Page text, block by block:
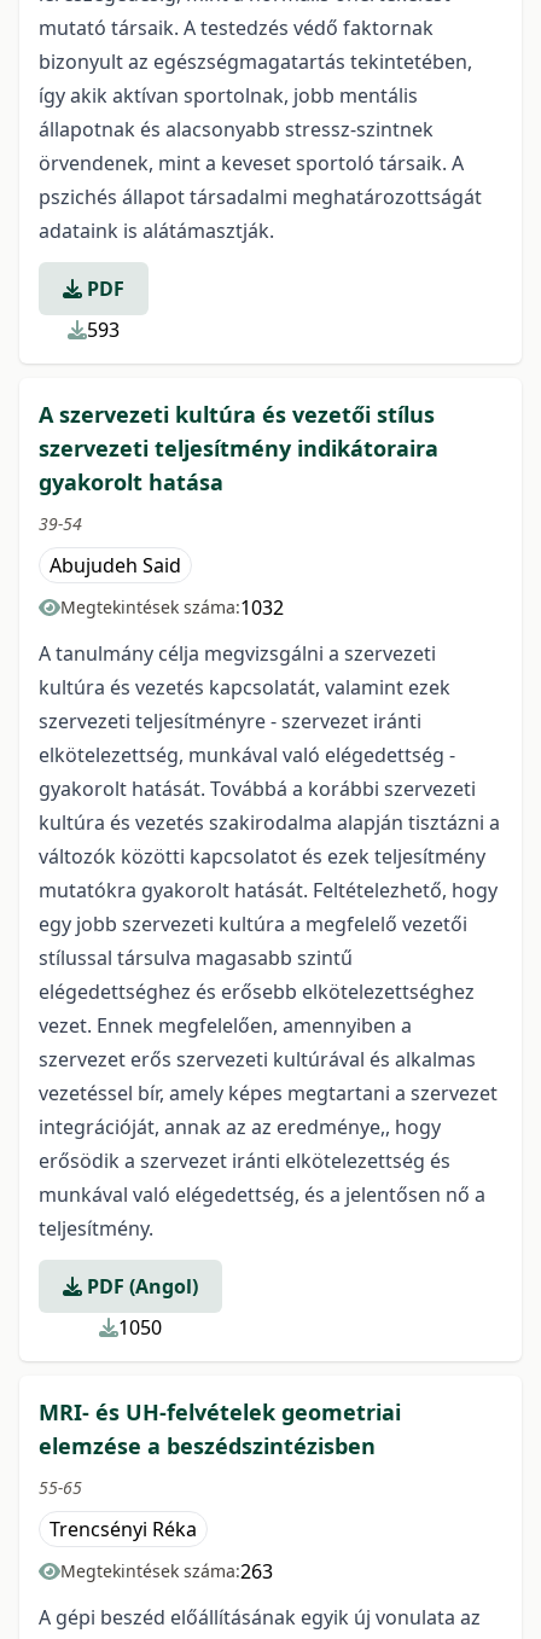
mutató társaik. A testedzés védő faktornak
bizonyult az egészségmagatartás tekintetében,
így akik aktívan sportolnak, jobb mentális
állapotnak és alacsonyabb stressz-szintnek
örvendenek, mint a keveset sportoló társaik. A
pszichés állapot társadalmi meghatározottságát
adataink is alátámasztják.
PDF
593
A szervezeti kultúra és vezetői stílus
szervezeti teljesítmény indikátoraira
gyakorolt hatása
39-54
Abujudeh Said
Megtekintések száma:1032
A tanulmány célja megvizsgálni a szervezeti
kultúra és vezetés kapcsolatát, valamint ezek
szervezeti teljesítményre - szervezet iránti
elkötelezettség, munkával való elégedettség -
gyakorolt hatását. Továbbá a korábbi szervezeti
kultúra és vezetés szakirodalma alapján tisztázni a
változók közötti kapcsolatot és ezek teljesítmény
mutatókra gyakorolt hatását. Feltételezhető, hogy
egy jobb szervezeti kultúra a megfelelő vezetői
stílussal társulva magasabb szintű
elégedettséghez és erősebb elkötelezettséghez
vezet. Ennek megfelelően, amennyiben a
szervezet erős szervezeti kultúrával és alkalmas
vezetéssel bír, amely képes megtartani a szervezet
integrációját, annak az az eredménye,, hogy
erősödik a szervezet iránti elkötelezettség és
munkával való elégedettség, és a jelentősen nő a
teljesítmény.
PDF (Angol)
1050
MRI- és UH-felvételek geometriai
elemzése a beszédszintézisben
55-65
Trencsényi Réka
Megtekintések száma:263
A gépi beszéd előállításának egyik új vonulata az